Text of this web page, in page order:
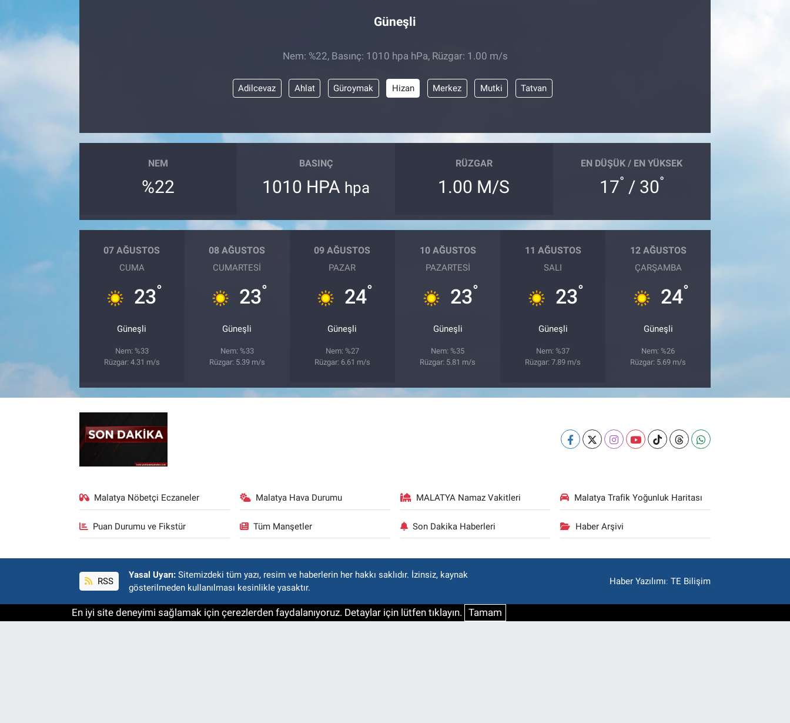
Güneşli
Nem: %22, Basınç: 1010 hpa hPa, Rüzgar: 1.00 m/s
Adilcevaz Ahlat Güroymak Hizan Merkez Mutki Tatvan
NEM
%22
BASINÇ
1010 HPA hpa
RÜZGAR
1.00 M/S
EN DÜŞÜK / EN YÜKSEK
17° / 30°
07 AĞUSTOS
CUMA
23°
Güneşli
Nem: %33
Rüzgar: 4.31 m/s
08 AĞUSTOS
CUMARTESI
23°
Güneşli
Nem: %33
Rüzgar: 5.39 m/s
09 AĞUSTOS
PAZAR
24°
Güneşli
Nem: %27
Rüzgar: 6.61 m/s
10 AĞUSTOS
PAZARTESI
23°
Güneşli
Nem: %35
Rüzgar: 5.81 m/s
11 AĞUSTOS
SALI
23°
Güneşli
Nem: %37
Rüzgar: 7.89 m/s
12 AĞUSTOS
ÇARŞAMBA
24°
Güneşli
Nem: %26
Rüzgar: 5.69 m/s
Malatya Nöbetçi Eczaneler Malatya Hava Durumu MALATYA Namaz Vakitleri Malatya Trafik Yoğunluk Haritası
Puan Durumu ve Fikstür Tüm Manşetler Son Dakika Haberleri Haber Arşivi
RSS
Yasal Uyarı: Sitemizdeki tüm yazı, resim ve haberlerin her hakkı saklıdır. İzinsiz, kaynak
gösterilmeden kullanılması kesinlikle yasaktır.
Haber Yazılımı:TE Bilişim
En iyi site deneyimi sağlamak için çerezlerden faydalanıyoruz. Detaylar için lütfen tıklayın. Tamam